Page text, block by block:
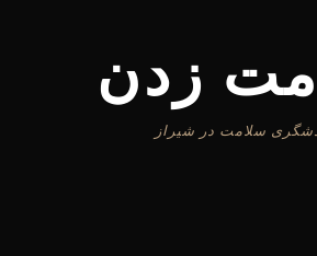
زدن
سلامت در شیراز